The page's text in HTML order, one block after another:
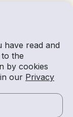
have read and
the
by cookies
our Privacy
規約
$864 /時間